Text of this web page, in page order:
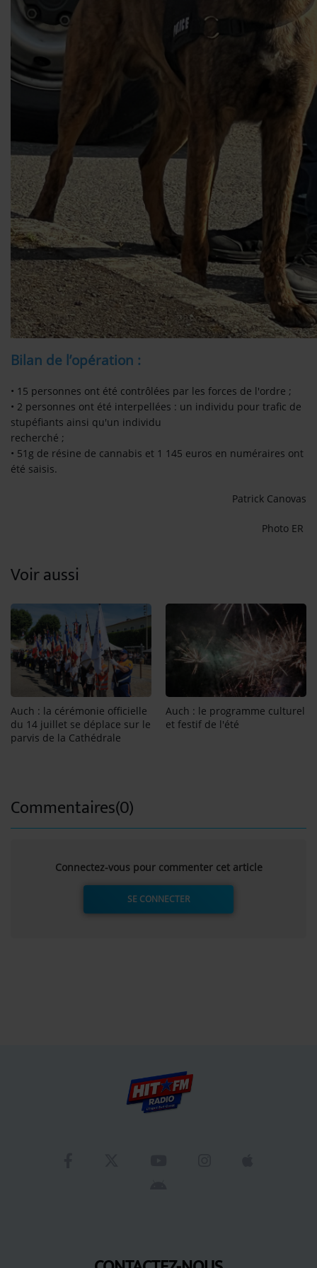
Bilan de l’opération :
• 15 personnes ont été contrôlées par les forces de l'ordre ;
• 2 personnes ont été interpellées : un individu pour trafic de
stupéfiants ainsi qu'un individu
recherché ;
• 51g de résine de cannabis et 1 145 euros en numéraires ont
été saisis.
Patrick Canovas
Photo ER
Voir aussi
Auch : la cérémonie officielle
du 14 juillet se déplace sur le
parvis de la Cathédrale
Auch : le programme culturel
et festif de l'été
Commentaires(0)
Connectez-vous pour commenter cet article
SE CONNECTER